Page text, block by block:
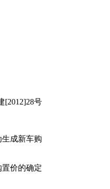
[2012]28号
成新车购
价的确定